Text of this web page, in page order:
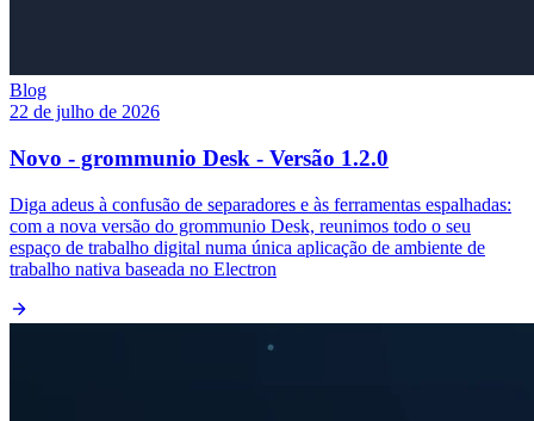
Blog
22 de julho de 2026
Novo - grommunio Desk - Versão 1.2.0
Diga adeus à confusão de separadores e às ferramentas espalhadas:
com a nova versão do grommunio Desk, reunimos todo o seu
espaço de trabalho digital numa única aplicação de ambiente de
trabalho nativa baseada no Electron